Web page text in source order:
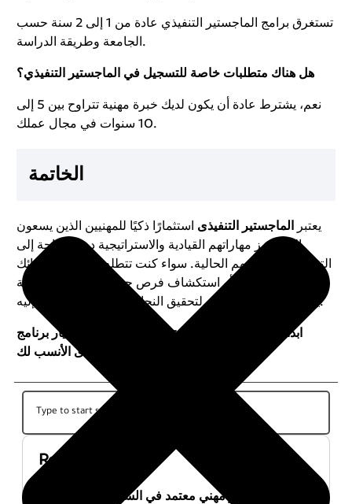
تستغرق برامج الماجستير التنفيذي عادة من 1 إلى 2 سنة حسب
الجامعة وطريقة الدراسة.
هل هناك متطلبات خاصة للتسجيل في الماجستير التنفيذي؟
نعم، يشترط عادة أن يكون لديك خبرة مهنية تتراوح بين 5 إلى
10 سنوات في مجال عملك.
الخاتمة
يعتبر الماجستير التنفيذى استثمارًا ذكيًا للمهنيين الذين يسعون
إلى تعزيز مهاراتهم القيادية والاستراتيجية دون الحاجة إلى
التخلي عن وظائفهم الحالية. سواء كنت تتطلع إلى تحسين أدائك
في مجالك الحالي أو استكشاف فرص جديدة، فإن هذه الدرجة
يمكن أن تكون مفتاحك لتحقيق النجاح المهني الذي تطمح إليه.
ابدأ الآن رحلتك نحو القيادة والنجاح من خلال اختيار برنامج
Recent Posts
أفضل ماجستير مهني معتمد في السعودية 2026